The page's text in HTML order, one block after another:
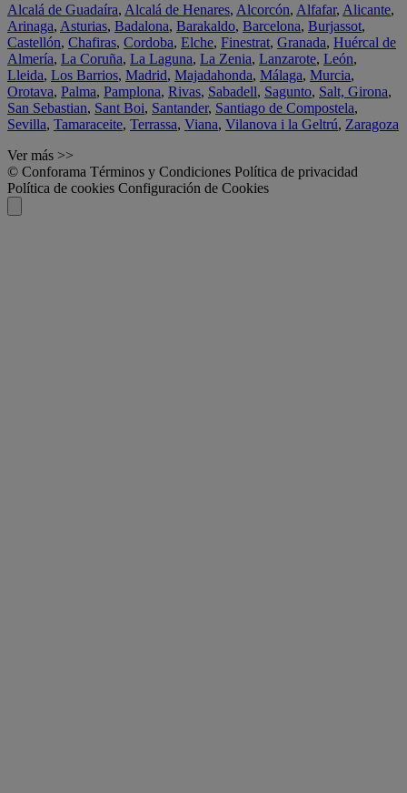
Alcalá de Guadaíra, Alcalá de Henares, Alcorcón, Alfafar, Alicante,
Arinaga, Asturias, Badalona, Barakaldo, Barcelona, Burjassot,
Castellón, Chafiras, Cordoba, Elche, Finestrat, Granada, Huércal de
Almería, La Coruña, La Laguna, La Zenia, Lanzarote, León,
Lleida, Los Barrios, Madrid, Majadahonda, Málaga, Murcia,
Orotava, Palma, Pamplona, Rivas, Sabadell, Sagunto, Salt, Girona,
San Sebastian, Sant Boi, Santander, Santiago de Compostela,
Sevilla, Tamaraceite, Terrassa, Viana, Vilanova i la Geltrú, Zaragoza
Ver más >>
© Conforama Términos y Condiciones Política de privacidad
Política de cookies Configuración de Cookies